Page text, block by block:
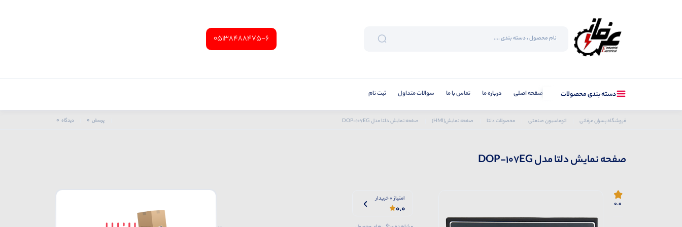
05138488475-6
دسته بندی محصولات صفحه اصلی درباره ما تماس با ما سوالات متداول ثبت نام
فروشگاه پسران عرفانی اتوماسیون صنعتی محصولات دلتا صفحه نمایش(HMI) صفحه نمایش دلتا مدل DOP-107EG پرسش 0 دیدگاه 0
صفحه نمایش دلتا مدل DOP-107EG
0.0
امتیاز 0 خریدار
0.0